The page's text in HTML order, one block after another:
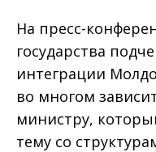
На пресс-
государства
интеграции
во многом
министру,
тему со